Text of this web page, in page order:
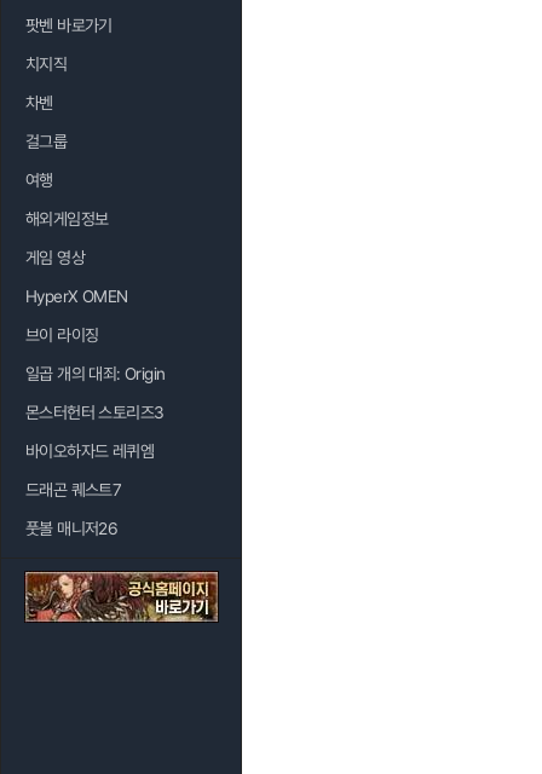
팟벤 바로가기
치지직
차벤
걸그룹
여행
해외게임정보
게임 영상
HyperX OMEN
브이 라이징
일곱 개의 대죄: Origin
몬스터헌터 스토리즈3
바이오하자드 레퀴엠
드래곤 퀘스트7
풋볼 매니저26